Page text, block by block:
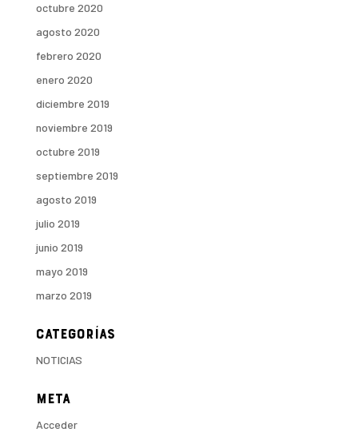
octubre 2020
agosto 2020
febrero 2020
enero 2020
diciembre 2019
noviembre 2019
octubre 2019
septiembre 2019
agosto 2019
julio 2019
junio 2019
mayo 2019
marzo 2019
Categorías
NOTICIAS
Meta
Acceder